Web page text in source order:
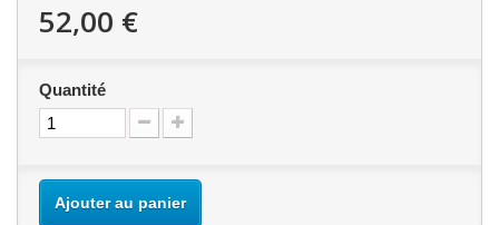
52,00 €
Quantité
Ajouter au panier